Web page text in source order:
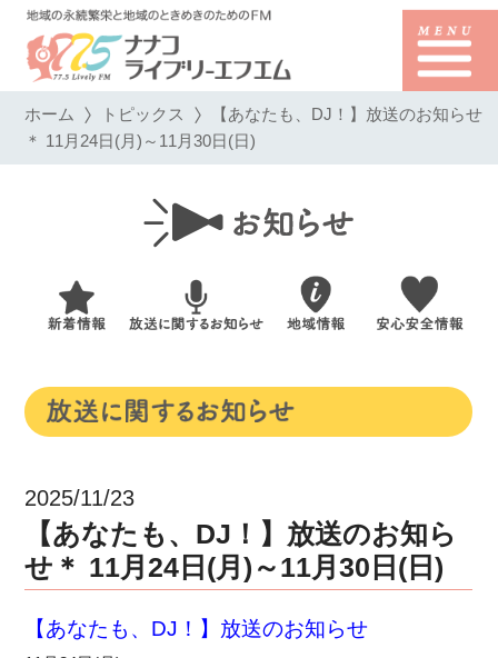
ホーム トピックス 【あなたも、DJ！】放送のお知らせ
＊ 11月24日(月)～11月30日(日)
2025/11/23
【あなたも、DJ！】放送のお知ら
せ＊ 11月24日(月)～11月30日(日)
【あなたも、DJ！】放送のお知らせ